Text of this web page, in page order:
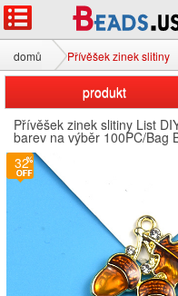
domů Přívěšek zinek slitiny
produkt
Přívěšek zinek slitiny List
barev na výběr 100PC/Bag
32